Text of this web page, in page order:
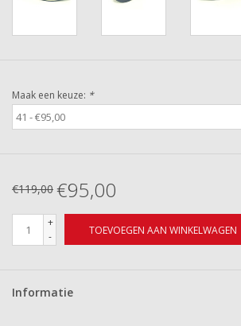
Maak een keuze: *
€119,00 €95,00
+
-
TOEVOEGEN AAN WINKELWAGEN
Informatie